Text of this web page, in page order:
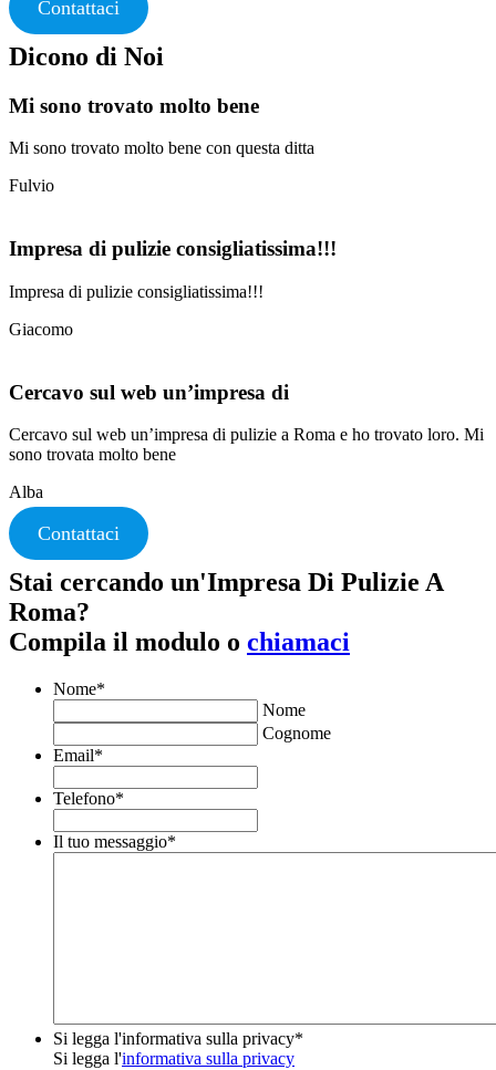
Contattaci
Dicono di Noi
Mi sono trovato molto bene
Mi sono trovato molto bene con questa ditta
Fulvio
Impresa di pulizie consigliatissima!!!
Impresa di pulizie consigliatissima!!!
Giacomo
Cercavo sul web un’impresa di
Cercavo sul web un’impresa di pulizie a Roma e ho trovato loro. Mi
sono trovata molto bene
Alba
Contattaci
Stai cercando un'Impresa Di Pulizie A
Roma?
Compila il modulo o chiamaci
Nome*
Nome
Cognome
Email*
Telefono*
Il tuo messaggio*
Si legga l'informativa sulla privacy*
Si legga l'informativa sulla privacy